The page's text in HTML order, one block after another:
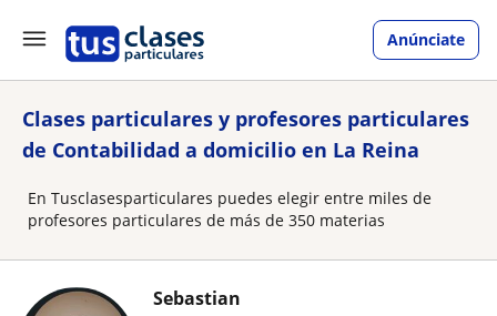
Anúnciate
Clases particulares y profesores particulares
de Contabilidad a domicilio en La Reina
En Tusclasesparticulares puedes elegir entre miles de
profesores particulares de más de 350 materias
Sebastian